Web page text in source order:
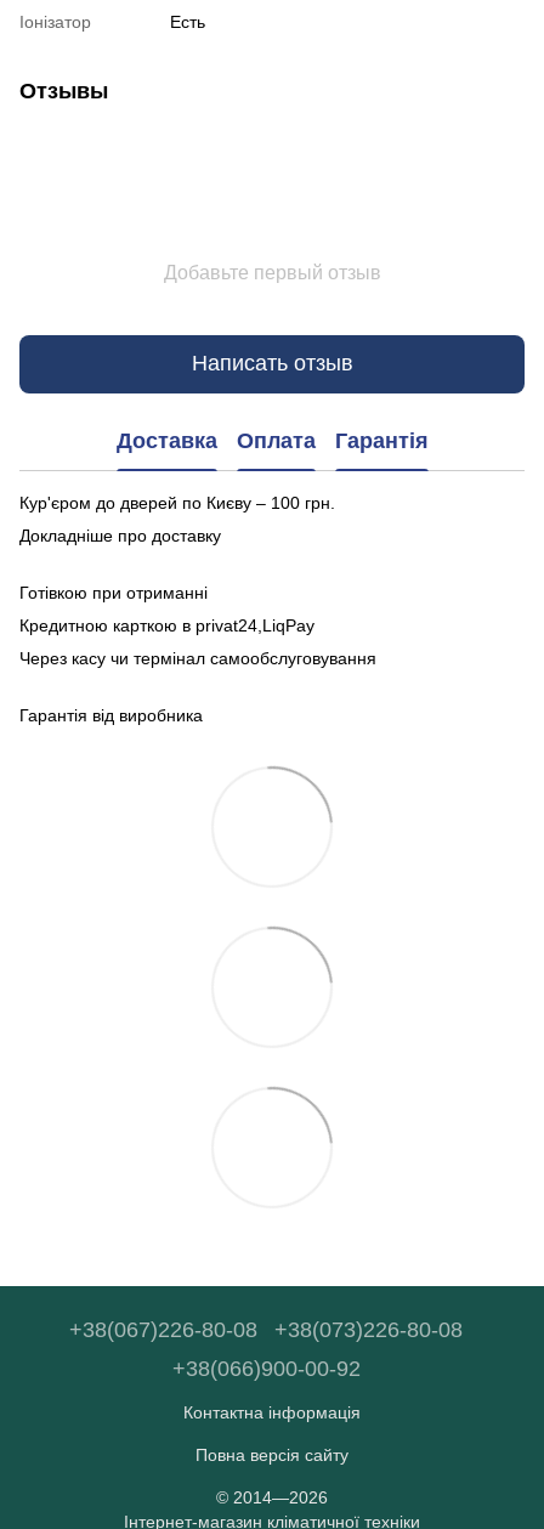
Іонізатор
Есть
Отзывы
Добавьте первый отзыв
Написать отзыв
Доставка Оплата Гарантія
Кур'єром до дверей по Києву – 100 грн.
Докладніше про доставку
Готівкою при отриманні
Кредитною карткою в privat24,LiqPay
Через касу чи термінал самообслуговування
Гарантія від виробника
+38(067)226-80-08
+38(073)226-80-08
+38(066)900-00-92
Контактна інформація
Повна версія сайту
© 2014—2026
Інтернет-магазин кліматичної техніки